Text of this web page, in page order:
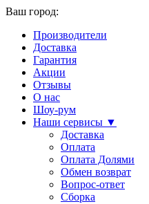
Ваш город:
Производители
Доставка
Гарантия
Акции
Отзывы
О нас
Шоу-рум
Наши сервисы ▼
Доставка
Оплата
Оплата Долями
Обмен возврат
Вопрос-ответ
Сборка